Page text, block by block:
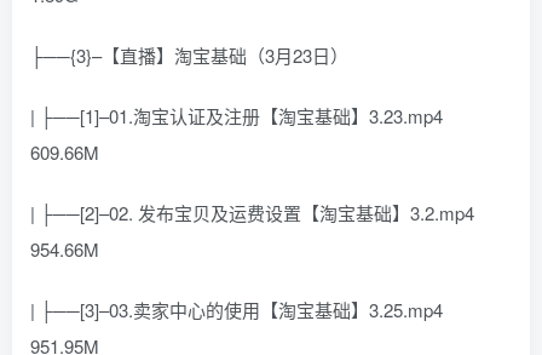
├──{3}–【直播】淘宝基础（3月23日）
| ├──[1]–01.淘宝认证及注册【淘宝基础】3.23.mp4
609.66M
| ├──[2]–02. 发布宝贝及运费设置【淘宝基础】3.2.mp4
954.66M
| ├──[3]–03.卖家中心的使用【淘宝基础】3.25.mp4
951.95M